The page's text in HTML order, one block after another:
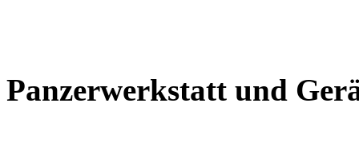
Panzerwerkstatt und